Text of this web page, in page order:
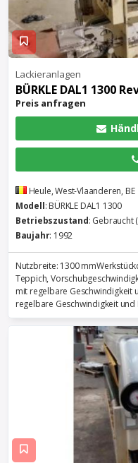
Lackieranlagen
BÜRKLE DAL1 1300
Preis anfragen
Heule, West-Vlaanderen, BE
Modell: BÜRKLE DAL1 1300
Betriebszustand: Gebraucht
Baujahr: 1992
Nutzbreite: 1300
Teppich,
mit regelbare Geschwindigkeit
regelbare Geschwindigkeit und